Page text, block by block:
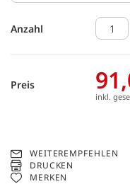
Anzahl
Preis
inkl.
WEITEREMPFEHLEN
DRUCKEN
MERKEN